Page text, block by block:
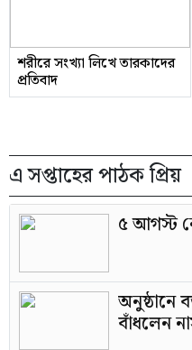
শরীরে সংখ্যা লিখে তারকাদের
প্রতিবাদ
এ সপ্তাহের পাঠক প্রিয়
৫ আগস্ট
অনুষ্ঠানে
বাঁধলেন